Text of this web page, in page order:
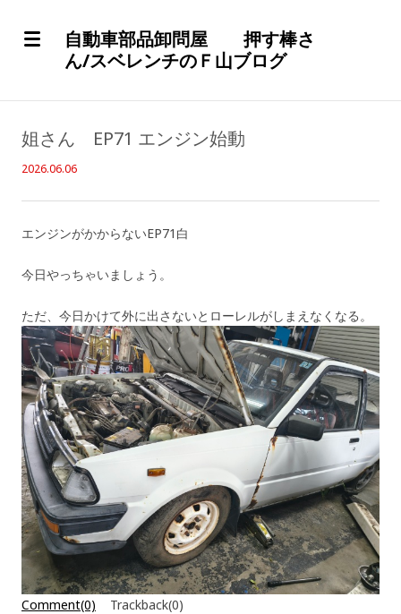
自動車部品卸問屋 押す棒さ
ん/スベレンチのＦ山ブログ
姐さん EP71 エンジン始動
2026.06.06
エンジンがかからないEP71白
今日やっちゃいましょう。
ただ、今日かけて外に出さないとローレルがしまえなくなる。
Comment(0) Trackback(0)